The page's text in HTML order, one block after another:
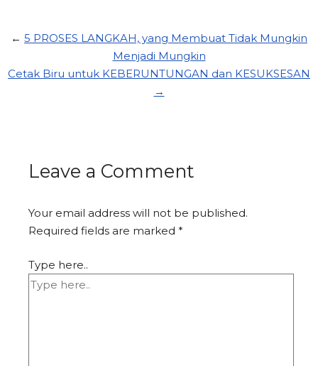
← 5 PROSES LANGKAH, yang Membuat Tidak Mungkin
Menjadi Mungkin
Cetak Biru untuk KEBERUNTUNGAN dan KESUKSESAN
→
Leave a Comment
Your email address will not be published.
Required fields are marked*
Type here..